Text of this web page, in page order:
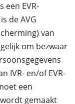
een EVR-
de AVG
van
om bezwaar
IVR- en/of EVR-
een
gemaakt